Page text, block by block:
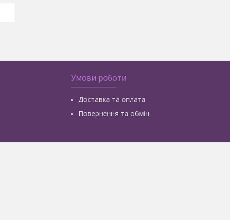
Умови роботи
Доставка та оплата
Повернення та обмін